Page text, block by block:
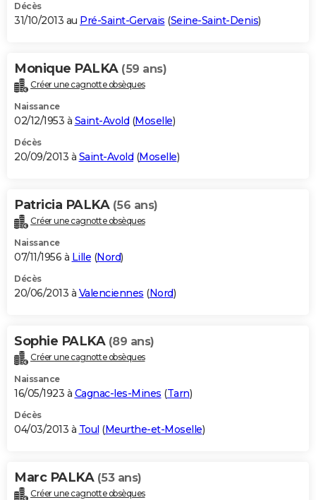
Décès
31/10/2013 au Pré-Saint-Gervais (Seine-Saint-Denis)
Monique PALKA (59 ans)
Créer une cagnotte obsèques
Naissance
02/12/1953 à Saint-Avold (Moselle)
Décès
20/09/2013 à Saint-Avold (Moselle)
Patricia PALKA (56 ans)
Créer une cagnotte obsèques
Naissance
07/11/1956 à Lille (Nord)
Décès
20/06/2013 à Valenciennes (Nord)
Sophie PALKA (89 ans)
Créer une cagnotte obsèques
Naissance
16/05/1923 à Cagnac-les-Mines (Tarn)
Décès
04/03/2013 à Toul (Meurthe-et-Moselle)
Marc PALKA (53 ans)
Créer une cagnotte obsèques